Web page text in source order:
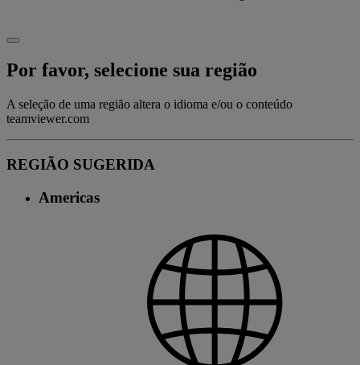
Por favor, selecione sua região
A seleção de uma região altera o idioma e/ou o conteúdo
teamviewer.com
REGIÃO SUGERIDA
Americas